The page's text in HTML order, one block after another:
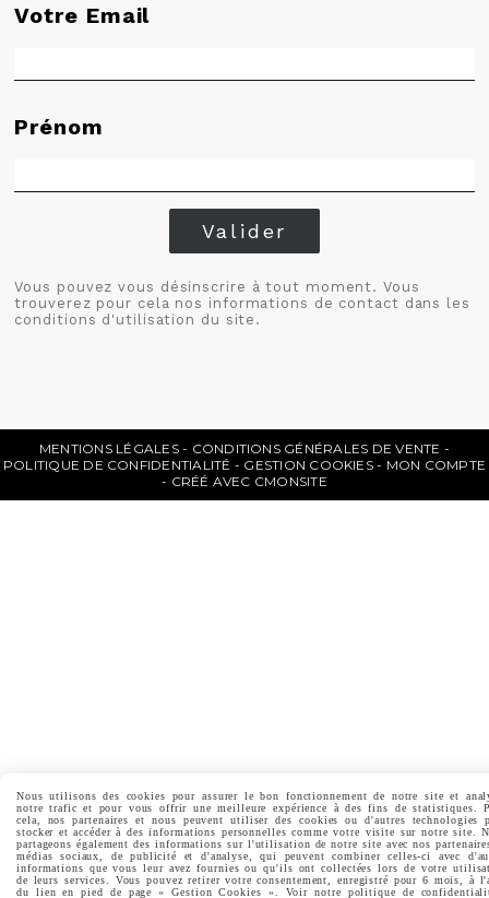
Votre Email
Prénom
Valider
Vous pouvez vous désinscrire à tout moment. Vous
trouverez pour cela nos informations de contact dans les
conditions d'utilisation du site.
MENTIONS LÉGALES
CONDITIONS GÉNÉRALES DE VENTE
POLITIQUE DE CONFIDENTIALITÉ
GESTION COOKIES
MON COMPTE
CRÉÉ AVEC CMONSITE
Nous utilisons des cookies pour assurer le bon fonctionnement de notre site et
notre trafic et pour vous offrir une meilleure expérience à des fins de statistiques.
cela, nos partenaires et nous peuvent utiliser des cookies ou d'autres technologies
stocker et accéder à des informations personnelles comme votre visite sur notre site.
partageons également des informations sur l'utilisation de notre site avec nos
médias sociaux, de publicité et d'analyse, qui peuvent combiner celles-ci avec
informations que vous leur avez fournies ou qu'ils ont collectées lors de votre
de leurs services. Vous pouvez retirer votre consentement, enregistré pour 6 mois, à
du lien en pied de page « Gestion Cookies ». Voir notre politique de